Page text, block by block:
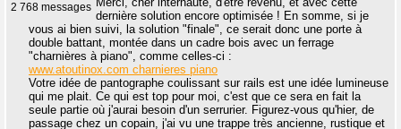
2 768 messages
dernière solution encore optimisée ! En somme, si je
vous ai bien suivi, la solution "finale", ce serait donc une porte à
double battant, montée dans un cadre bois avec un ferrage
"charnières à piano", comme celles-ci :
www.atoutinox.com charnieres piano
Votre idée de pantographe coulissant sur rails est une idée lumineuse
qui me plait. Ce qui est top pour moi, c'est que ce sera en fait la
seule partie où j'aurai besoin d'un serrurier. Figurez-vous qu'hier, de
passage chez un copain, j'ai vu une trappe très ancienne, rustique et